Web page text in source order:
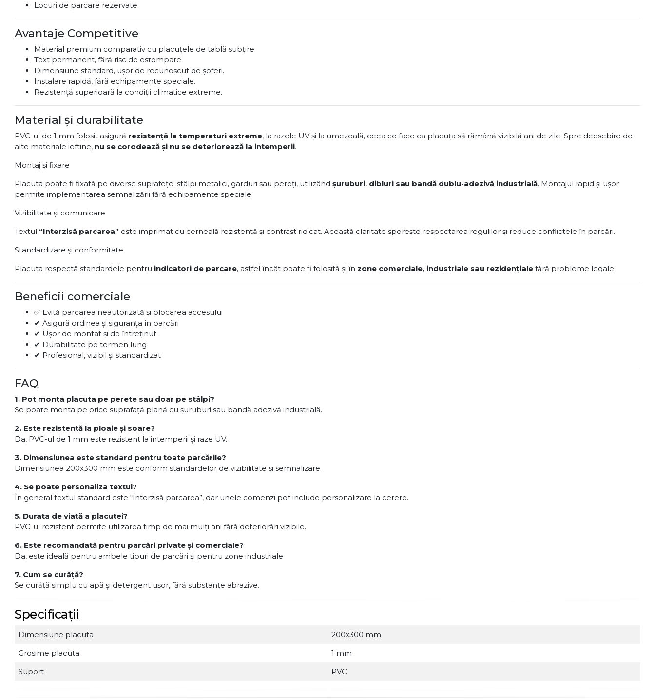
Locuri de parcare rezervate.
Avantaje Competitive
Material premium comparativ cu placuțele de tablă subțire.
Text permanent, fără risc de estompare.
Dimensiune standard, ușor de recunoscut de șoferi.
Instalare rapidă, fără echipamente speciale.
Rezistență superioară la condiții climatice extreme.
Material și durabilitate
PVC-ul de 1 mm folosit asigură rezistență la temperaturi extreme, la razele UV și la umezeală, ceea ce face ca placuța să rămână vizibilă ani de zile. Spre deosebire de
alte materiale ieftine, nu se corodează și nu se deteriorează la intemperii.
Montaj și fixare
Placuta poate fi fixată pe diverse suprafețe: stâlpi metalici, garduri sau pereți, utilizând șuruburi, dibluri sau bandă dublu-adezivă industrială. Montajul rapid și ușor
permite implementarea semnalizării fără echipamente speciale.
Vizibilitate și comunicare
Textul “Interzisă parcarea” este imprimat cu cerneală rezistentă și contrast ridicat. Această claritate sporește respectarea regulilor și reduce conflictele în parcări.
Standardizare și conformitate
Placuta respectă standardele pentru indicatori de parcare, astfel încât poate fi folosită și în zone comerciale, industriale sau rezidențiale fără probleme legale.
Beneficii comerciale
✅ Evită parcarea neautorizată și blocarea accesului
✔ Asigură ordinea și siguranța în parcări
✔ Ușor de montat și de întreținut
✔ Durabilitate pe termen lung
✔ Profesional, vizibil și standardizat
FAQ
1. Pot monta placuta pe perete sau doar pe stâlpi?
Se poate monta pe orice suprafață plană cu șuruburi sau bandă adezivă industrială.
2. Este rezistentă la ploaie și soare?
Da, PVC-ul de 1 mm este rezistent la intemperii și raze UV.
3. Dimensiunea este standard pentru toate parcările?
Dimensiunea 200x300 mm este conform standardelor de vizibilitate și semnalizare.
4. Se poate personaliza textul?
În general textul standard este “Interzisă parcarea”, dar unele comenzi pot include personalizare la cerere.
5. Durata de viață a placutei?
PVC-ul rezistent permite utilizarea timp de mai mulți ani fără deteriorări vizibile.
6. Este recomandată pentru parcări private și comerciale?
Da, este ideală pentru ambele tipuri de parcări și pentru zone industriale.
7. Cum se curăță?
Se curăță simplu cu apă și detergent ușor, fără substanțe abrazive.
Specificații
Dimensiune placuta
200x300 mm
Grosime placuta
1 mm
Suport
PVC